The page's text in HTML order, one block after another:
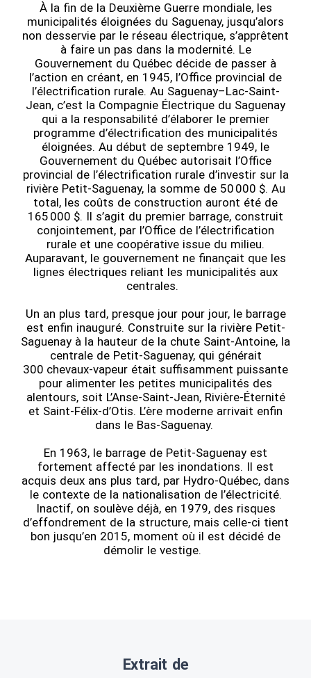
À la fin de la Deuxième Guerre mondiale, les
municipalités éloignées du Saguenay, jusqu’alors
non desservie par le réseau électrique, s’apprêtent
à faire un pas dans la modernité. Le
Gouvernement du Québec décide de passer à
l’action en créant, en 1945, l’Office provincial de
l’électrification rurale. Au Saguenay–Lac-Saint-
Jean, c’est la Compagnie Électrique du Saguenay
qui a la responsabilité d’élaborer le premier
programme d’électrification des municipalités
éloignées. Au début de septembre 1949, le
Gouvernement du Québec autorisait l’Office
provincial de l’électrification rurale d’investir sur la
rivière Petit-Saguenay, la somme de 50 000 $. Au
total, les coûts de construction auront été de
165 000 $. Il s’agit du premier barrage, construit
conjointement, par l’Office de l’électrification
rurale et une coopérative issue du milieu.
Auparavant, le gouvernement ne finançait que les
lignes électriques reliant les municipalités aux
centrales.
Un an plus tard, presque jour pour jour, le barrage
est enfin inauguré. Construite sur la rivière Petit-
Saguenay à la hauteur de la chute Saint-Antoine, la
centrale de Petit-Saguenay, qui générait
300 chevaux-vapeur était suffisamment puissante
pour alimenter les petites municipalités des
alentours, soit L’Anse-Saint-Jean, Rivière-Éternité
et Saint-Félix-d’Otis. L’ère moderne arrivait enfin
dans le Bas-Saguenay.
En 1963, le barrage de Petit-Saguenay est
fortement affecté par les inondations. Il est
acquis deux ans plus tard, par Hydro-Québec, dans
le contexte de la nationalisation de l’électricité.
Inactif, on soulève déjà, en 1979, des risques
d’effondrement de la structure, mais celle-ci tient
bon jusqu’en 2015, moment où il est décidé de
démolir le vestige.
Extrait de